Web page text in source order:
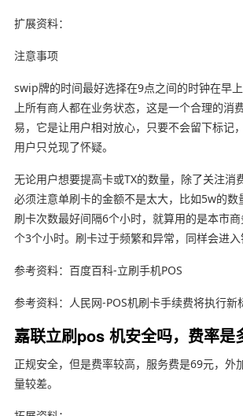
扩展资料：
注意事项
swip牌的时间最好选择在9点之间的时钟在早
上所有商人都在业务状态，这是一个合理的消
易，它是让用户相对放心，只要不会留下标记
用户只兑现了怀疑。
无论用户想要提高卡或TX的数量，除了关注消
必须注意单刷卡的金额不是太大，比如5w的数
刷卡次数最好间隔6个小时，就算用的是本市
个3个小时。刷卡过于频繁和异常，同样会进入
参考资料：百度百科-立刷手机POS
参考资料：人民网-POS机刷卡手续费将执行新
嘉联立刷pos 机安全吗，费率是
正规安全，但是费率较高，服务费是69元，外
量较差。